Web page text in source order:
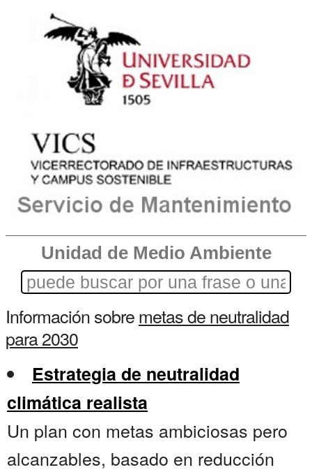
Unidad de Medio Ambiente
Información sobremetas de neutralidad
para 2030
Estrategia de neutralidad
climática realista
Un plan con metas ambiciosas pero
alcanzables, basado en reducción